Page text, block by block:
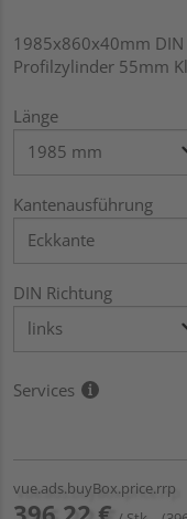
1985x860x40mm DIN
Profilzylinder 55mm
Länge
Kantenausführung
DIN Richtung
Services
vue.ads.buyBox.price.rrp